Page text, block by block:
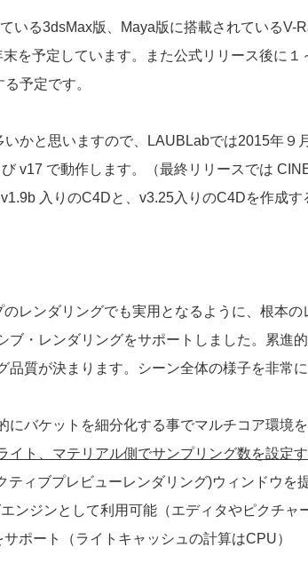
いる3dsMax版、Maya版に搭載されているV-
を予定しています。また公式リリース後に
予定です。
かと思いますので、LAUBLabでは2015年
v17 で動作します。（最終リリースでは
入りのC4Dと、v3.25入りのC4Dを作成す
レンダリングでも実用となるように、根本
ブ・レンダリングをサポートしました。累進
品質が決まります。シーン全体の様子を非常
バケットを細分化する事でマルチコア環境
ト、マテリアル側でサンプリング数を設定
ティブプレビューレンダリング)ウィンドウを
ンジンとして利用可能（エディタやピクチャ
ポート（ライトキャッシュの計算はCPU）